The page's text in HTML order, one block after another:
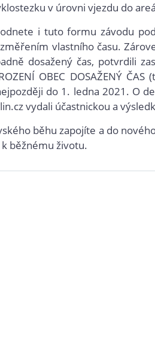
v úrovni vjezdu do
i tuto formu závodu
vlastního času.
dosažený čas, potvrdili
OBEC DOSAŽENÝ
do 1. ledna 2021. O
vydali účastnickou a
běhu zapojíte a do
běžnému životu.